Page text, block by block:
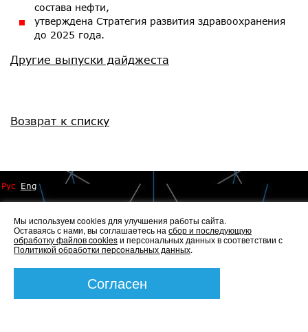
состава нефти,
утверждена Стратегия развития здравоохранения
до 2025 года.
Другие выпуски дайджеста
Возврат к списку
Рус Eng
© 2014 - 2026 Иннопрактика
Политика по обработке и защите персональных данных
Политика по работе с файлами Cookies
Создание сайта —
Мы используем cookies для улучшения работы сайта.
Оставаясь с нами, вы соглашаетесь на сбор и последующую
обработку файлов cookiesи персональных данных в соответствии с
Политикой обработки персональных данных.
Согласен